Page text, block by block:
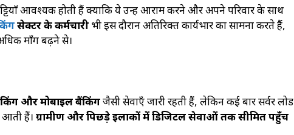
आवश्यक होती हैं क्योंकि ये उन्हें आराम करने और अपने परिवार के साथ
सेक्टर के कर्मचारी भी इस दौरान अतिरिक्त कार्यभार का सामना करते हैं,
माँग बढ़ने से।
और मोबाइल बैंकिंगजैसी सेवाएँ जारी रहती हैं, लेकिन कई बार सर्वर लोड
हैं। ग्रामीण और पिछड़े इलाकों में डिजिटल सेवाओं तक सीमित पहुँच